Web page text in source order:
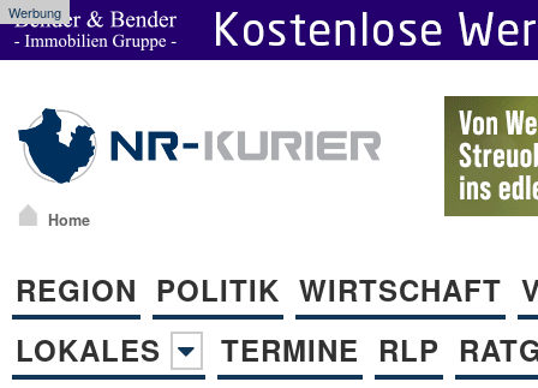
Werbung
Home
REGION POLITIK WIRTSCHAFT
LOKALES
TERMINE RLP